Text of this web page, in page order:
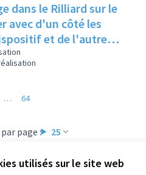
utilisés sur le site web
dans le Rilliard sur le
avec d'un côté les
et de l'autre
de lieux à
page : 25
… 64